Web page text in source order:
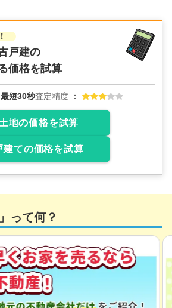
円
円
土地面積:155㎡
NEW
円
平岸一条十一丁目
2
戸建の
価格を試算
最短30秒査定精度
土地の価格を試算
建ての価格を試算
って何？